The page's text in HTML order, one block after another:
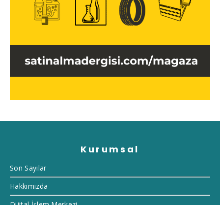
Kurumsal
Son Sayılar
Hakkımızda